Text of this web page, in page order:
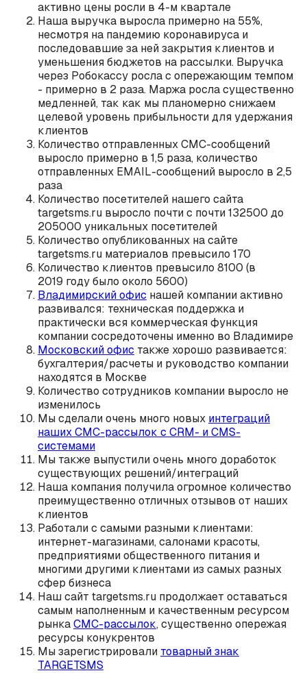
активно цены росли в 4-м квартале
Наша выручка выросла примерно на 55%,
несмотря на пандемию коронавируса и
последовавшие за ней закрытия клиентов и
уменьшения бюджетов на рассылки. Выручка
через Робокассу росла с опережающим темпом
- примерно в 2 раза. Маржа росла существенно
медленней, так как мы планомерно снижаем
целевой уровень прибыльности для удержания
клиентов
Количество отправленных СМС-сообщений
выросло примерно в 1,5 раза, количество
отправленных EMAIL-сообщений выросло в 2,5
раза
Количество посетителей нашего сайта
targetsms.ru выросло почти c почти 132500 до
205000 уникальных посетителей
Количество опубликованных на сайте
targetsms.ru материалов превысило 170
Количество клиентов превысило 8100 (в
2019 году было около 5600)
Владимирский офис нашей компании активно
развивался: техническая поддержка и
практически вся коммерческая функция
компании сосредоточены именно во Владимире
Московский офис также хорошо развивается:
бухгалтерия/расчеты и руководство компании
находятся в Москве
Количество сотрудников компании выросло не
изменилось
Мы сделали очень много новых интеграций
наших СМС-рассылок с CRM- и CMS-
системами
Мы также выпустили очень много доработок
существующих решений/интеграций
Наша компания получила огромное количество
преимущественно отличных отзывов от наших
клиентов
Работали с самыми разными клиентами:
интернет-магазинами, салонами красоты,
предприятиями общественного питания и
многими другими клиентами из самых разных
сфер бизнеса
Наш сайт targetsms.ru продолжает оставаться
самым наполненным и качественным ресурсом
рынкаСМС-рассылок, существенно опережая
ресурсы конукрентов
Мы зарегистрировали товарный знак
TARGETSMS